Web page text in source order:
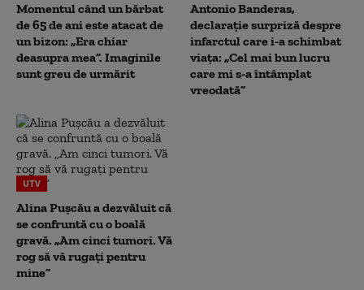
Momentul când un bărbat
de 65 de ani este atacat de
un bizon: „Era chiar
deasupra mea”. Imaginile
sunt greu de urmărit
Antonio Banderas,
declarație surpriză despre
infarctul care i-a schimbat
viața: „Cel mai bun lucru
care mi s-a întâmplat
vreodată”
UTV
Alina Pușcău a dezvăluit că
se confruntă cu o boală
gravă. „Am cinci tumori. Vă
rog să vă rugați pentru
mine”